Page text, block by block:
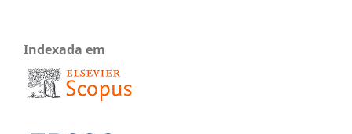
Indexada em